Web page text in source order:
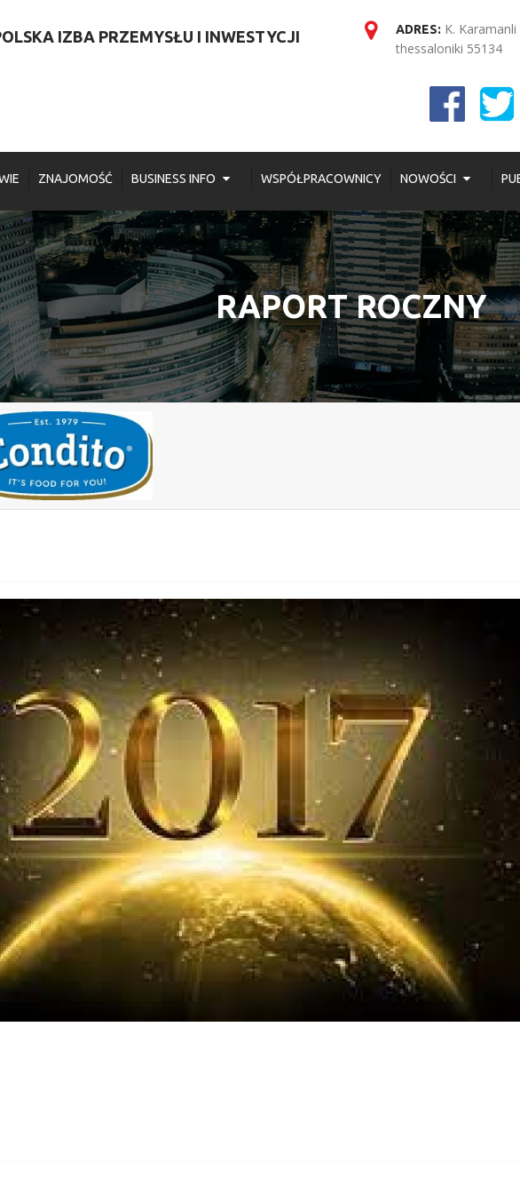
IZBA PRZEMYSŁU I INWESTYCJI ADRES: K.
thessaloniki 55134
ZNAJOMOŚĆ BUSINESS INFO WSPÓŁPRACOWNICY NOWOŚCI
RAPORT ROCZNY